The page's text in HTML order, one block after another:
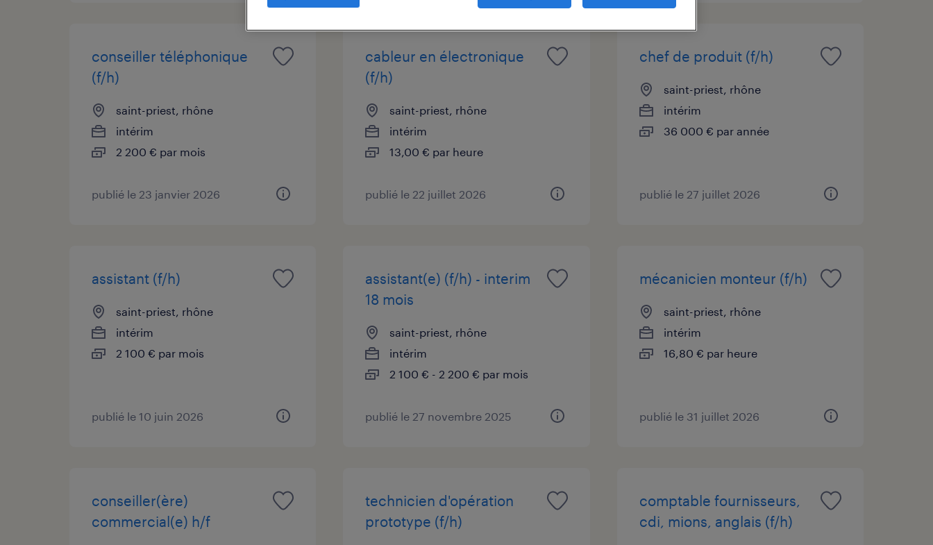
conseiller téléphonique
(f/h)
saint-priest, rhône
intérim
2 200 € par mois
publié le 23 janvier 2026
cableur en électronique
(f/h)
saint-priest, rhône
intérim
13,00 € par heure
publié le 22 juillet 2026
chef de produit (f/h)
saint-priest, rhône
intérim
36 000 € par année
publié le 27 juillet 2026
assistant (f/h)
saint-priest, rhône
intérim
2 100 € par mois
publié le 10 juin 2026
assistant(e) (f/h) - interim
18 mois
saint-priest, rhône
intérim
2 100 € - 2 200 € par mois
publié le 27 novembre 2025
mécanicien monteur (f/h)
saint-priest, rhône
intérim
16,80 € par heure
publié le 31 juillet 2026
conseiller(ère)
commercial(e) h/f
technicien d'opération
prototype (f/h)
comptable fournisseurs,
cdi, mions, anglais (f/h)